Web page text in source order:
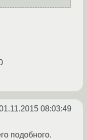
08:03:49
подобного.